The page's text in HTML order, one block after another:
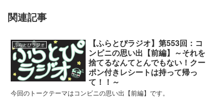
関連記事
ふらとぴラジオ
【ふらとぴラジオ】第553回：コ
ンビニの思い出【前編】～それを
捨てるなんてとんでもない！クー
ポン付きレシートは持って帰っ
て！！～
今回のトークテーマはコンビニの思い出【前編】です。